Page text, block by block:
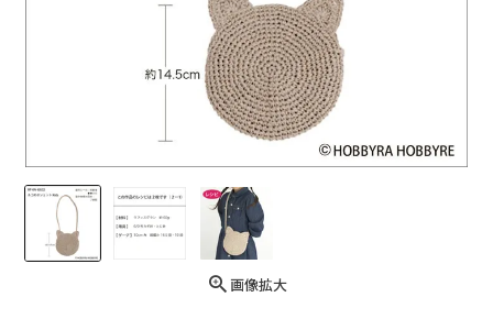
画像拡大